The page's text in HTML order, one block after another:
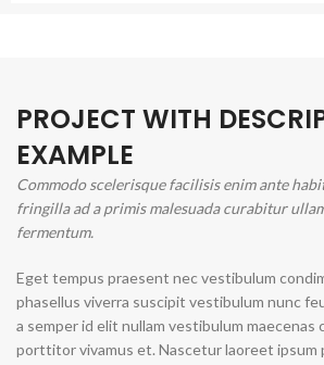
PROJECT WITH
EXAMPLE
Commodo scelerisque facilisis enim ante
fringilla ad a primis malesuada curabitur
fermentum.
Eget tempus praesent nec vestibulum
phasellus viverra suscipit vestibulum nunc
a semper id elit nullam vestibulum maecenas
porttitor vivamus et. Nascetur laoreet ipsum